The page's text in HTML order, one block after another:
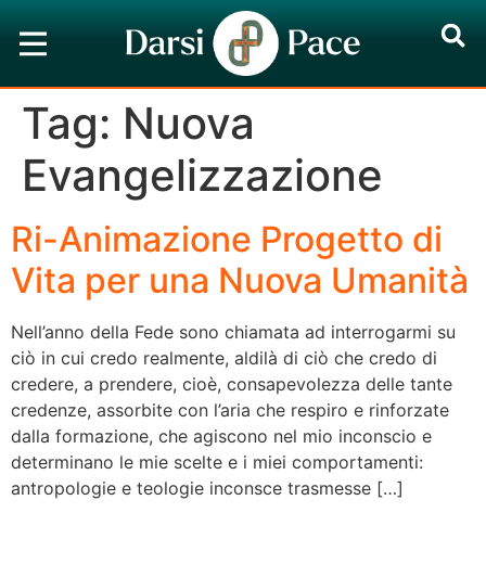
Tag: Nuova
Evangelizzazione
Ri-Animazione Progetto di
Vita per una Nuova Umanità
Nell’anno della Fede sono chiamata ad interrogarmi su
ciò in cui credo realmente, aldilà di ciò che credo di
credere, a prendere, cioè, consapevolezza delle tante
credenze, assorbite con l’aria che respiro e rinforzate
dalla formazione, che agiscono nel mio inconscio e
determinano le mie scelte e i miei comportamenti:
antropologie e teologie inconsce trasmesse […]